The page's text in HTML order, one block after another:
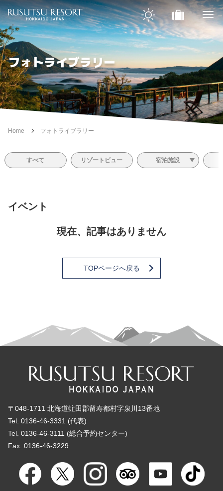
フォトライブラリー
Home フォトライブラリー
すべて リゾートビュー 宿泊施設
イベント
現在、記事はありません
TOPページへ戻る
〒048-1711 北海道虻田郡留寿都村字泉川13番地
Tel. 0136-46-3331 (代表)
Tel. 0136-46-3111 (総合予約センター)
Fax. 0136-46-3229